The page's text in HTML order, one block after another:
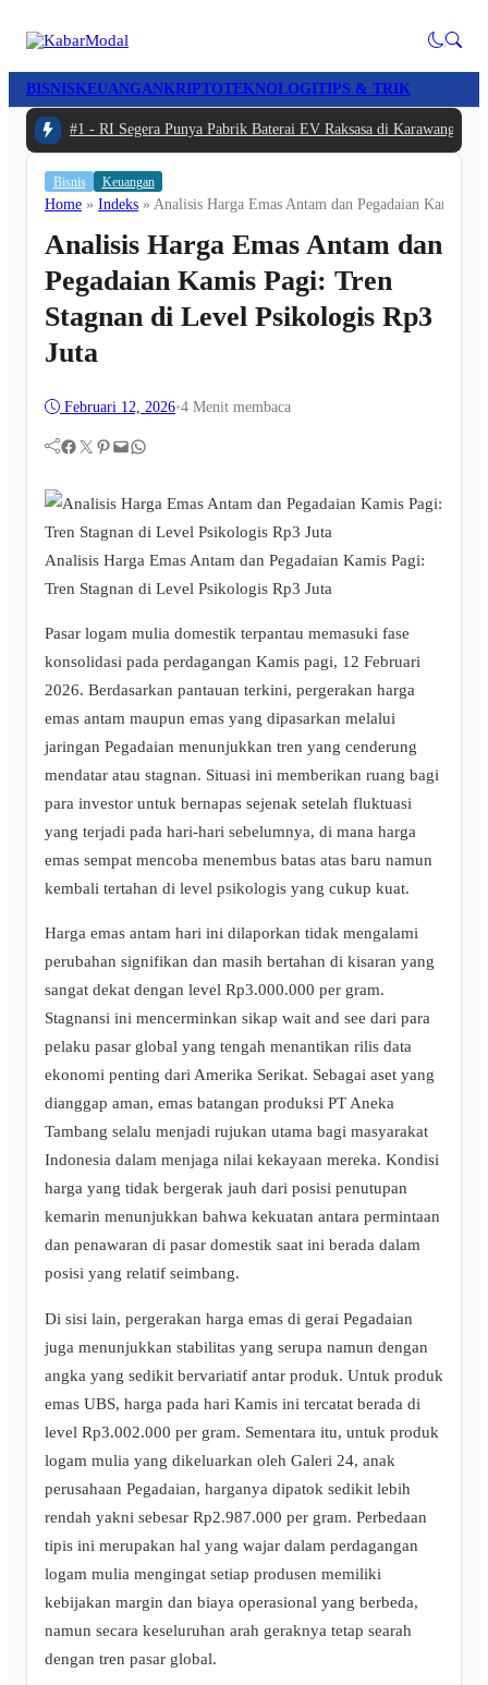
BISNISKEUANGANKRIPTOTEKNOLOGITIPS & TRIK
#1 - RI Segera Punya Pabrik Baterai EV Raksasa di Karawang,
Bisnis Keuangan
Home » Indeks » Analisis Harga Emas Antam dan Pegadaian Kamis
Analisis Harga Emas Antam dan
Pegadaian Kamis Pagi: Tren
Stagnan di Level Psikologis Rp3
Juta
Februari 12, 2026•4 Menit membaca
Facebook Twitter Pinterest Mail WhatsApp
Analisis Harga Emas Antam dan Pegadaian Kamis Pagi:
Tren Stagnan di Level Psikologis Rp3 Juta
Pasar logam mulia domestik terpantau memasuki fase
konsolidasi pada perdagangan Kamis pagi, 12 Februari
2026. Berdasarkan pantauan terkini, pergerakan harga
emas antam maupun emas yang dipasarkan melalui
jaringan Pegadaian menunjukkan tren yang cenderung
mendatar atau stagnan. Situasi ini memberikan ruang bagi
para investor untuk bernapas sejenak setelah fluktuasi
yang terjadi pada hari-hari sebelumnya, di mana harga
emas sempat mencoba menembus batas atas baru namun
kembali tertahan di level psikologis yang cukup kuat.
Harga emas antam hari ini dilaporkan tidak mengalami
perubahan signifikan dan masih bertahan di kisaran yang
sangat dekat dengan level Rp3.000.000 per gram.
Stagnansi ini mencerminkan sikap wait and see dari para
pelaku pasar global yang tengah menantikan rilis data
ekonomi penting dari Amerika Serikat. Sebagai aset yang
dianggap aman, emas batangan produksi PT Aneka
Tambang selalu menjadi rujukan utama bagi masyarakat
Indonesia dalam menjaga nilai kekayaan mereka. Kondisi
harga yang tidak bergerak jauh dari posisi penutupan
kemarin menunjukkan bahwa kekuatan antara permintaan
dan penawaran di pasar domestik saat ini berada dalam
posisi yang relatif seimbang.
Di sisi lain, pergerakan harga emas di gerai Pegadaian
juga menunjukkan stabilitas yang serupa namun dengan
angka yang sedikit bervariatif antar produk. Untuk produk
emas UBS, harga pada hari Kamis ini tercatat berada di
level Rp3.002.000 per gram. Sementara itu, untuk produk
logam mulia yang dikeluarkan oleh Galeri 24, anak
perusahaan Pegadaian, harganya dipatok sedikit lebih
rendah yakni sebesar Rp2.987.000 per gram. Perbedaan
tipis ini merupakan hal yang wajar dalam perdagangan
logam mulia mengingat setiap produsen memiliki
kebijakan margin dan biaya operasional yang berbeda,
namun secara keseluruhan arah geraknya tetap searah
dengan tren pasar global.